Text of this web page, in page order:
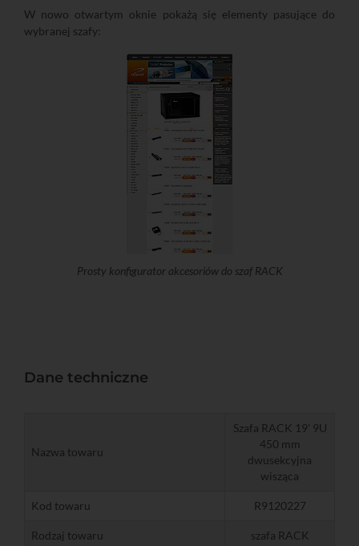
W nowo otwartym oknie pokażą się elementy pasujące do
wybranej szafy:
Prosty konfigurator akcesoriów do szaf RACK
Dane techniczne
Nazwa towaru
Szafa RACK 19' 9U
450 mm
dwusekcyjna
wisząca
Kod towaru R9120227
Rodzaj towaru szafa RACK